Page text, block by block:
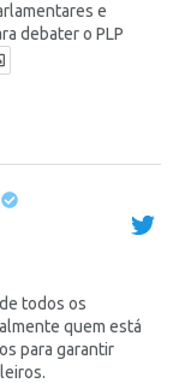
e
debater o PLP
todos os
quem está
para garantir